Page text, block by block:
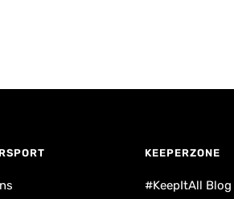
KEEPERZONE
#KeepItAll Blog